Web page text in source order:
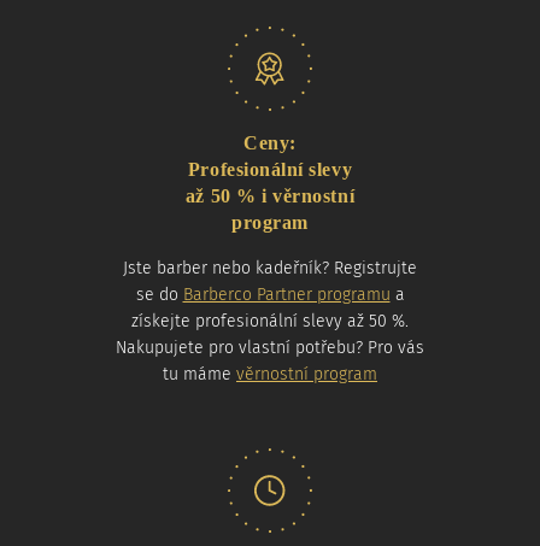
Ceny:
Profesionální slevy
až 50 % i věrnostní
program
Jste barber nebo kadeřník? Registrujte
se do Barberco Partner programu a
získejte profesionální slevy až 50 %.
Nakupujete pro vlastní potřebu? Pro vás
tu máme věrnostní program